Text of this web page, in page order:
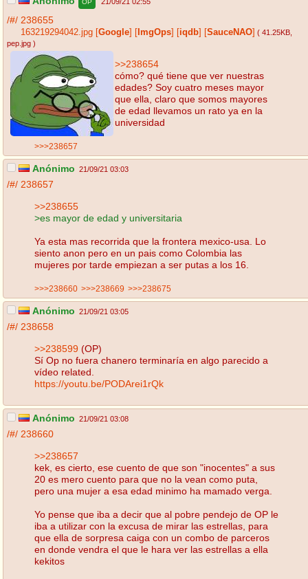
OP 21/09/21 02:55
/#/ 238655
163219294042.jpg Google ImgOps iqdb SauceNAO ( 41.25KB
pep.jpg )
>>238654
cómo? qué tiene que ver nuestras
edades? Soy cuatro meses mayor
que ella, claro que somos mayores
de edad llevamos un rato ya en la
universidad
>>>238657
Anónimo 21/09/21 03:03
/#/ 238657
>>238655
>es mayor de edad y universitaria
Ya esta mas recorrida que la frontera mexico-usa. Lo
siento anon pero en un pais como Colombia las
mujeres por tarde empiezan a ser putas a los 16.
>>>238660 >>>238669 >>>238675
Anónimo 21/09/21 03:05
/#/ 238658
>>238599 (OP)
Sí Op no fuera chanero terminaría en algo parecido a
vídeo related.
https://youtu.be/PODArei1rQk
Anónimo 21/09/21 03:08
/#/ 238660
>>238657
kek, es cierto, ese cuento de que son "inocentes" a sus
20 es mero cuento para que no la vean como puta,
pero una mujer a esa edad minimo ha mamado verga.
Yo pense que iba a decir que al pobre pendejo de OP le
iba a utilizar con la excusa de mirar las estrellas, para
que ella de sorpresa caiga con un combo de parceros
en donde vendra el que le hara ver las estrellas a ella
kekitos